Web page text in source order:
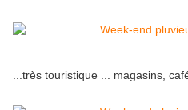
...très touristique ... magasins,